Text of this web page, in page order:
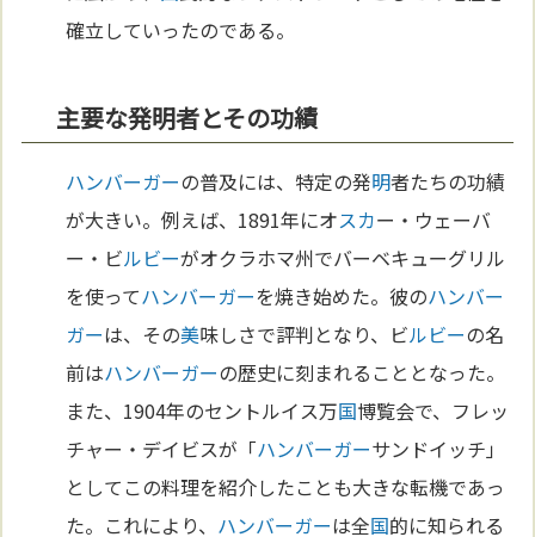
確立していったのである。
主要な発明者とその功績
ハンバーガーの普及には、特定の発明者たちの功績
が大きい。例えば、1891年にオスカー・ウェーバ
ー・ビルビーがオクラホマ州でバーベキューグリル
を使ってハンバーガーを焼き始めた。彼のハンバー
ガーは、その美味しさで評判となり、ビルビーの名
前はハンバーガーの歴史に刻まれることとなった。
また、1904年のセントルイス万国博覧会で、フレッ
チャー・デイビスが「ハンバーガーサンドイッチ」
としてこの料理を紹介したことも大きな転機であっ
た。これにより、 ハンバーガーは全国的に知られる